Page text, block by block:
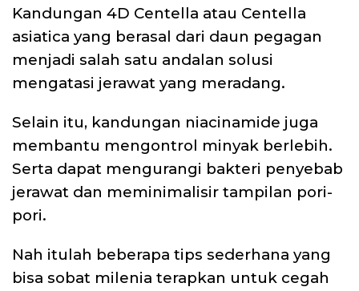
Kandungan 4D Centella atau Centella
asiatica yang berasal dari daun pegagan
menjadi salah satu andalan solusi
mengatasi jerawat yang meradang.
Selain itu, kandungan niacinamide juga
membantu mengontrol minyak berlebih.
Serta dapat mengurangi bakteri penyebab
jerawat dan meminimalisir tampilan pori-
pori.
Nah itulah beberapa tips sederhana yang
bisa sobat milenia terapkan untuk cegah